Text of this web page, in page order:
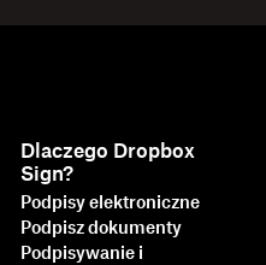
Dlaczego Dropbox
Sign?
Podpisy elektroniczne
Podpisz dokumenty
Podpisywanie i